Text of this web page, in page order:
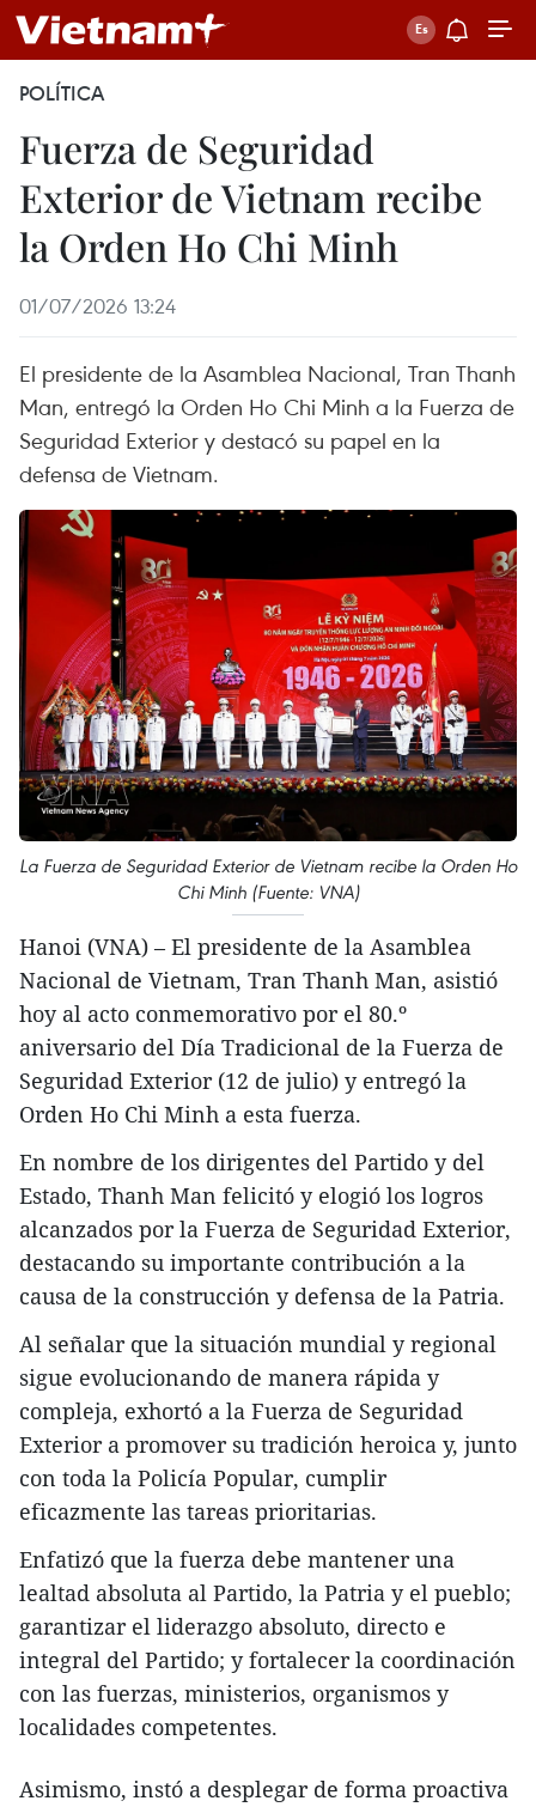
POLÍTICA
Fuerza de Seguridad
Exterior de Vietnam recibe
la Orden Ho Chi Minh
01/07/2026 13:24
El presidente de la Asamblea Nacional, Tran Thanh
Man, entregó la Orden Ho Chi Minh a la Fuerza de
Seguridad Exterior y destacó su papel en la
defensa de Vietnam.
La Fuerza de Seguridad Exterior de Vietnam recibe la Orden Ho
Chi Minh (Fuente: VNA)
Hanoi (VNA) – El presidente de la Asamblea
Nacional de Vietnam, Tran Thanh Man, asistió
hoy al acto conmemorativo por el 80.º
aniversario del Día Tradicional de la Fuerza de
Seguridad Exterior (12 de julio) y entregó la
Orden Ho Chi Minh a esta fuerza.
En nombre de los dirigentes del Partido y del
Estado, Thanh Man felicitó y elogió los logros
alcanzados por la Fuerza de Seguridad Exterior,
destacando su importante contribución a la
causa de la construcción y defensa de la Patria.
Al señalar que la situación mundial y regional
sigue evolucionando de manera rápida y
compleja, exhortó a la Fuerza de Seguridad
Exterior a promover su tradición heroica y, junto
con toda la Policía Popular, cumplir
eficazmente las tareas prioritarias.
Enfatizó que la fuerza debe mantener una
lealtad absoluta al Partido, la Patria y el pueblo;
garantizar el liderazgo absoluto, directo e
integral del Partido; y fortalecer la coordinación
con las fuerzas, ministerios, organismos y
localidades competentes.
Asimismo, instó a desplegar de forma proactiva